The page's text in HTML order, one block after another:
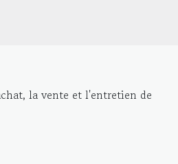
la vente et l'entretien de